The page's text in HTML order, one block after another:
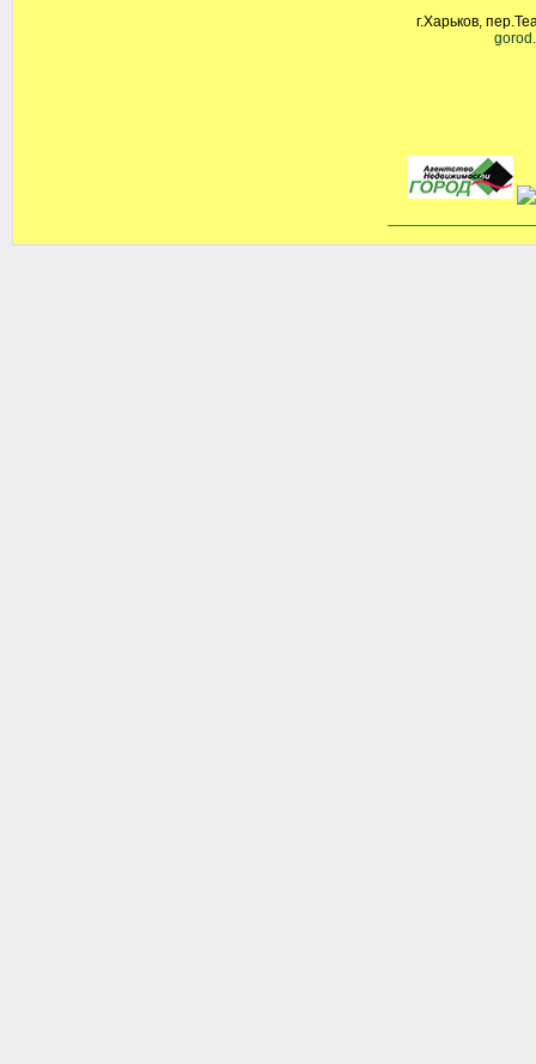
г.Харьков,